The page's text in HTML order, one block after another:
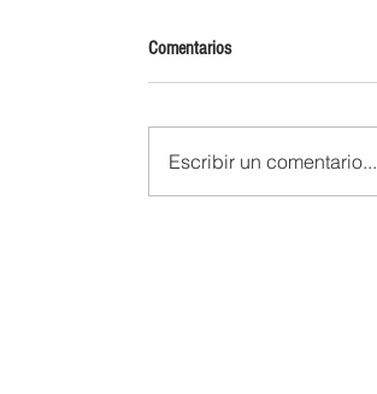
Comentarios
Escribir un comentario...